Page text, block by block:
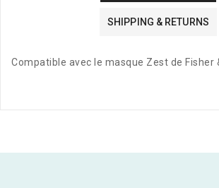
SHIPPING & RETURNS
Compatible avec le masque Zest de Fisher